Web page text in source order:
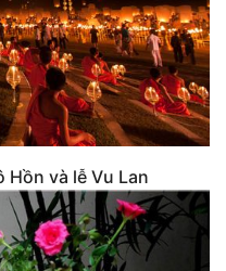
Hồn và lễ Vu Lan